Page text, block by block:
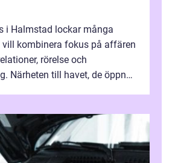
i Halmstad lockar många
kombinera fokus på affären
rörelse och
Närheten till havet, de öppna